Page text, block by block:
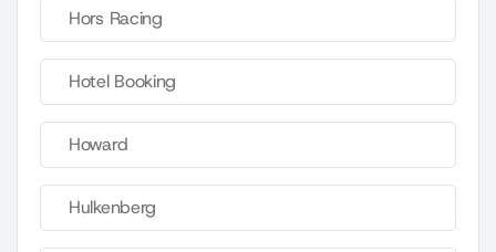
Hors Racing
Hotel Booking
Howard
Hulkenberg